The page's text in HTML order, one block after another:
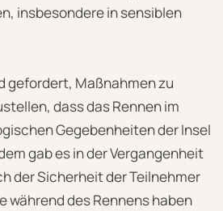
insbesondere in sensiblen
gefordert, Maßnahmen zu
dass das Rennen im
Gegebenheiten der Insel
gab es in der Vergangenheit
der Sicherheit der Teilnehmer
während des Rennens haben